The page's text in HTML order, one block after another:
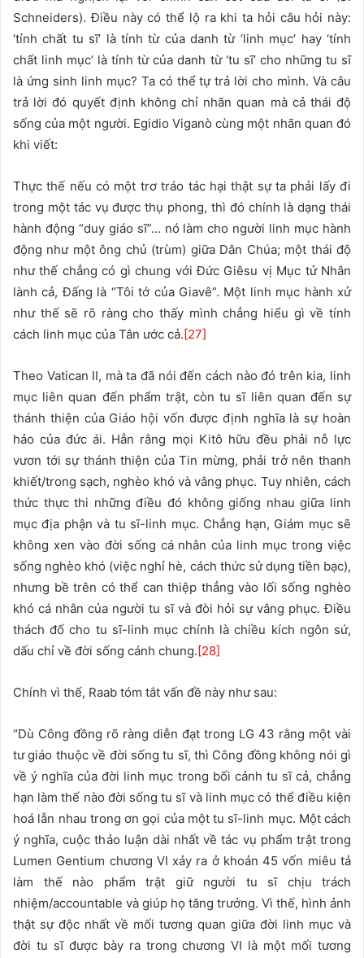
Schneiders). Điều này có thể lộ ra khi ta hỏi câu hỏi này:
‘tính chất tu sĩ’ là tính từ của danh từ ‘linh mục’ hay ‘tính
chất linh mục’ là tính từ của danh từ ‘tu sĩ’ cho những tu sĩ
là ứng sinh linh mục? Ta có thể tự trả lời cho mình. Và câu
trả lời đó quyết định không chỉ nhãn quan mà cả thái độ
sống của một người. Egidio Viganò cùng một nhãn quan đó
khi viết:
Thực thế nếu có một trơ tráo tác hại thật sự ta phải lấy đi
trong một tác vụ được thụ phong, thì đó chính là dạng thái
hành động “duy giáo sĩ”… nó làm cho người linh mục hành
động như một ông chủ (trùm) giữa Dân Chúa; một thái độ
như thế chẳng có gì chung với Đức Giêsu vị Mục tử Nhân
lành cả, Đấng là “Tôi tớ của Giavê”. Một linh mục hành xử
như thế sẽ rõ ràng cho thấy mình chẳng hiểu gì về tính
cách linh mục của Tân ước cả.[27]
Theo Vatican II, mà ta đã nói đến cách nào đó trên kia, linh
mục liên quan đến phẩm trật, còn tu sĩ liên quan đến sự
thánh thiện của Giáo hội vốn được định nghĩa là sự hoàn
hảo của đức ái. Hẳn rằng mọi Kitô hữu đều phải nỗ lực
vươn tới sự thánh thiện của Tin mừng, phải trở nên thanh
khiết/trong sạch, nghèo khó và vâng phục. Tuy nhiên, cách
thức thực thi những điều đó không giống nhau giữa linh
mục địa phận và tu sĩ-linh mục. Chẳng hạn, Giám mục sẽ
không xen vào đời sống cá nhân của linh mục trong việc
sống nghèo khó (việc nghỉ hè, cách thức sử dụng tiền bạc),
nhưng bề trên có thể can thiệp thẳng vào lối sống nghèo
khó cá nhân của người tu sĩ và đòi hỏi sự vâng phục. Điều
thách đố cho tu sĩ-linh mục chính là chiều kích ngôn sứ,
dấu chỉ về đời sống cánh chung.[28]
Chính vì thế, Raab tóm tắt vấn đề này như sau:
“Dù Công đồng rõ ràng diễn đạt trong LG 43 rằng một vài
tư giáo thuộc về đời sống tu sĩ, thì Công đồng không nói gì
về ý nghĩa của đời linh mục trong bối cảnh tu sĩ cả, chẳng
hạn làm thế nào đời sống tu sĩ và linh mục có thể điều kiện
hoá lẫn nhau trong ơn gọi của một tu sĩ-linh mục. Một cách
ý nghĩa, cuộc thảo luận dài nhất về tác vụ phẩm trật trong
Lumen Gentium chương VI xảy ra ở khoản 45 vốn miêu tả
làm thế nào phẩm trật giữ người tu sĩ chịu trách
nhiệm/accountable và giúp họ tăng trưởng. Vì thế, hình ảnh
thật sự độc nhất về mối tương quan giữa đời linh mục và
đời tu sĩ được bày ra trong chương VI là một mối tương